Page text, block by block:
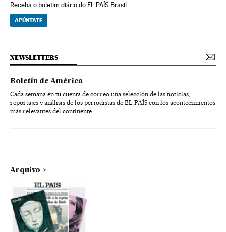
Receba o boletim diário do EL PAÍS Brasil
APÚNTATE
NEWSLETTERS
Boletín de América
Cada semana en tu cuenta de correo una selección de las noticias,
reportajes y análisis de los periodistas de EL PAÍS con los acontecimientos
más relevantes del continente.
Arquivo